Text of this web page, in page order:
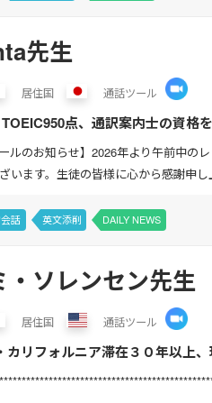
先生
居住国 通話ツール
点、通訳案内士の資格
から日常（旅行）英会話、ビジ
ールのお知らせ】2026年より午前中
います。生徒の皆様に心から感謝申
話 英文添削 DAILY NEWS
・ソレンセン先生
居住国 通話ツール
カリフォルニア滞在３０年以上
英会話初心者から、ビジネス英